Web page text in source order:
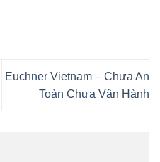
Euchner Vietnam – Chưa An
Toàn Chưa Vận Hành